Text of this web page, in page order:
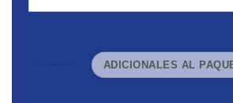
ADICIONALES AL